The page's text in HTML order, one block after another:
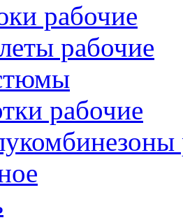
рабочие
рабочие
рабочие